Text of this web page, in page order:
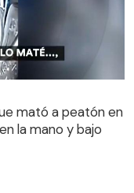
la mano y bajo
mató a peatón en
la mano y bajo